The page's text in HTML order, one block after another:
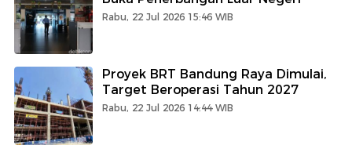
Rabu, 22 Jul 2026 15:46 WIB
Proyek BRT Bandung Raya Dimulai,
Target Beroperasi Tahun 2027
Rabu, 22 Jul 2026 14:44 WIB